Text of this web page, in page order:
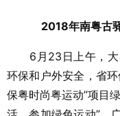
2018年南粤古
6月23日上午，大
环保和户外安全，省
保粤时尚粤运动”项目